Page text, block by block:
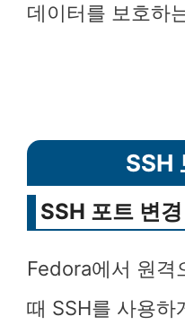
데이터를 보호하
SSH
SSH 포트 변경
Fedora에서 원격
때 SSH를 사용하